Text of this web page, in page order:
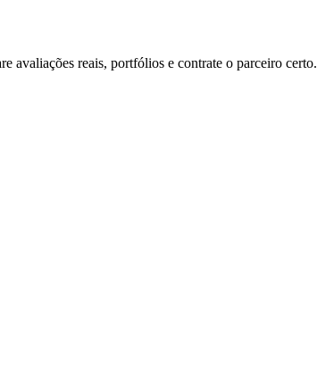
avaliações reais, portfólios e contrate o parceiro certo.